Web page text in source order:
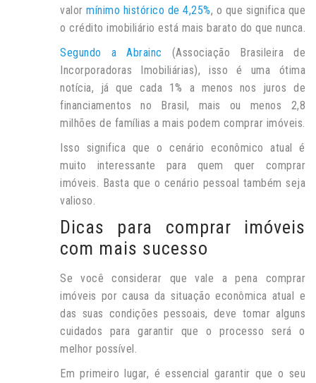
valor mínimo histórico de 4,25%, o que significa que
o crédito imobiliário está mais barato do que nunca.
Segundo a Abrainc (Associação Brasileira de
Incorporadoras Imobiliárias), isso é uma ótima
notícia, já que cada 1% a menos nos juros de
financiamentos no Brasil, mais ou menos 2,8
milhões de famílias a mais podem comprar imóveis.
Isso significa que o cenário econômico atual é
muito interessante para quem quer comprar
imóveis. Basta que o cenário pessoal também seja
valioso.
Dicas para comprar imóveis
com mais sucesso
Se você considerar que vale a pena comprar
imóveis por causa da situação econômica atual e
das suas condições pessoais, deve tomar alguns
cuidados para garantir que o processo será o
melhor possível.
Em primeiro lugar, é essencial garantir que o seu